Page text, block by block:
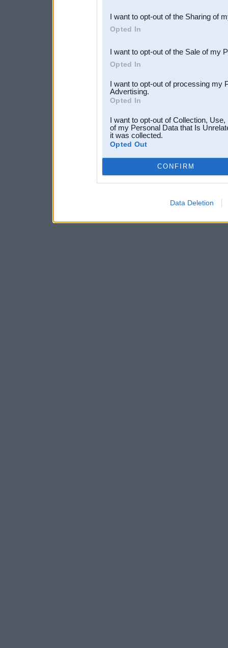
Downstream Participants
third parties.
I want to opt-out of the Sharing of
Opted In
I want to opt-out of the Sale of my
Opted In
I want to opt-out of processing my
Advertising.
Opted In
I want to opt-out of Collection,
of my Personal Data that Is
it was collected.
Opted Out
CONFIRM
Data Deletion